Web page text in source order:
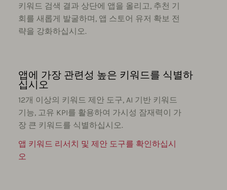
키워드 검색 결과 상단에 앱을 올리고, 추천 기
회를 새롭게 발굴하며, 앱 스토어 유저 확보 전
략을 강화하십시오.
앱에 가장 관련성 높은 키워드를 식별하
십시오
12개 이상의 키워드 제안 도구, AI 기반 키워드
기능, 고유 KPI를 활용하여 가시성 잠재력이 가
장 큰 키워드를 식별하십시오.
앱 키워드 리서치 및 제안 도구를 확인하십시
오